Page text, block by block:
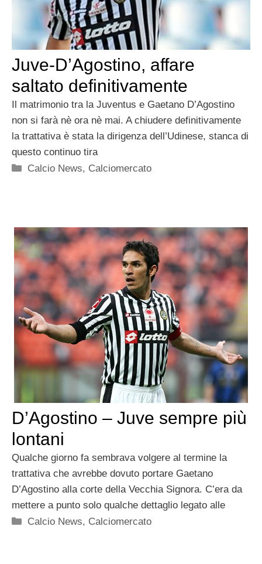
Juve-D’Agostino, affare
saltato definitivamente
Il matrimonio tra la Juventus e Gaetano D’Agostino
non si farà nè ora nè mai. A chiudere definitivamente
la trattativa è stata la dirigenza dell’Udinese, stanca di
questo continuo tira
Categorie
Calcio News, Calciomercato
D’Agostino – Juve sempre più
lontani
Qualche giorno fa sembrava volgere al termine la
trattativa che avrebbe dovuto portare Gaetano
D’Agostino alla corte della Vecchia Signora. C’era da
mettere a punto solo qualche dettaglio legato alle
Categorie
Calcio News, Calciomercato